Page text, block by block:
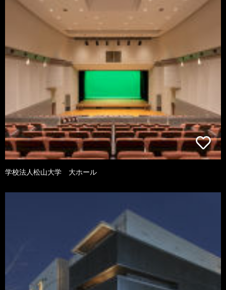
学校法人松山大学 大ホール